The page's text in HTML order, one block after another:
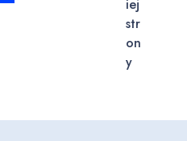
iej
str
on
y